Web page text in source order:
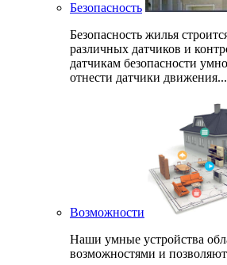
Безопасность
Безопасность жилья
различных датчиков и
датчикам безопасности
отнести датчики движения...
Возможности
Наши умные устройства
возможностями и позволяют